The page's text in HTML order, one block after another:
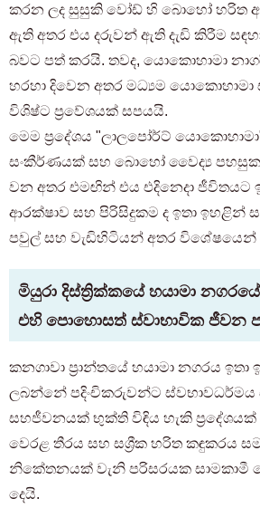
කරන ලද සුසුකි වෝඩ් හි බොහෝ හරිත
ඇති අතර එය දරුවන් ඇති දැඩි කිරීම
බවට පත් කරයි. තවද, යොකොහාමා
හරහා දිවෙන අතර මධ්‍යම
විශිෂ්ට ප්‍රවේශයක් සපයයි.
මෙම ප්‍රදේශය "ලාලපෝර්ට්
සංකීර්ණයක් සහ බොහෝ වෛද්‍ය
වන අතර එමඟින් එය එදිනෙදා ජීවිතයට
ආරක්ෂාව සහ පිරිසිදුකම ද ඉතා ඉහළින්
පවුල් සහ වැඩිහිටියන් අතර විශේෂයෙන්
මියුරා දිස්ත්‍රික්කයේ හයාමා
එහි පොහොසත් ස්වාභාවික ජීවන
කනගාවා ප්‍රාන්තයේ හයාමා නගරය
ලබන්නේ පදිංචිකරුවන්ට ස්වභාවධර්මය
සහජීවනයක් භුක්ති විඳිය හැකි
වෙරළ තීරය සහ සශ්‍රීක හරිත කඳුකරය
නිකේතනයක් වැනි පරිසරයක සාමකාමී
දෙයි.